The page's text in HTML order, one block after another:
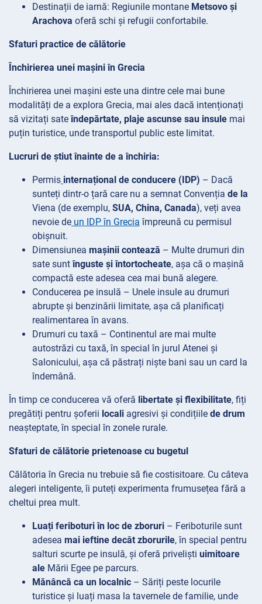
Destinații de iarnă: Regiunile montane Metsovo și
Arachova oferă schi și refugii confortabile.
Sfaturi practice de călătorie
Închirierea unei mașini în Grecia
Închirierea unei mașini este una dintre cele mai bune
modalități de a explora Grecia, mai ales dacă intenționați
să vizitați sateîndepărtate, plaje ascunse sau insule mai
puțin turistice, unde transportul public este limitat.
Lucruri de știut înainte de a închiria:
Permis internațional de conducere (IDP) – Dacă
sunteți dintr-o țară care nu a semnat Convenția de la
Viena (de exemplu, SUA, China, Canada), veți avea
nevoie de un IDP în Grecia împreună cu permisul
obișnuit.
Dimensiunea mașinii contează – Multe drumuri din
sate suntînguste și întortocheate, așa că o mașină
compactă este adesea cea mai bună alegere.
Conducerea pe insulă – Unele insule au drumuri
abrupte și benzinării limitate, așa că planificați
realimentarea în avans.
Drumuri cu taxă – Continentul are mai multe
autostrăzi cu taxă, în special în jurul Atenei și
Salonicului, așa că păstrați niște bani sau un card la
îndemână.
În timp ce conducerea vă oferă libertate și flexibilitate, fiți
pregătiți pentru șoferii locali agresivi și condițiile de drum
neașteptate, în special în zonele rurale.
Sfaturi de călătorie prietenoase cu bugetul
Călătoria în Grecia nu trebuie să fie costisitoare. Cu câteva
alegeri inteligente, îi puteți experimenta frumusețea fără a
cheltui prea mult.
Luați feriboturi în loc de zboruri – Feriboturile sunt
adesea mai ieftine decât zborurile, în special pentru
salturi scurte pe insulă, și oferă priveliști uimitoare
ale Mării Egee pe parcurs.
Mănâncă ca un localnic – Săriți peste locurile
turistice și luați masa la tavernele de familie, unde